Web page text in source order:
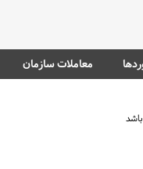
معاملات سازمان